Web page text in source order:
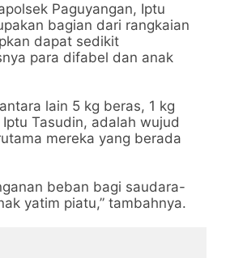
Paguyangan, Iptu
bagian dari rangkaian
dapat sedikit
para difabel dan anak
lain 5 kg beras, 1 kg
Tasudin, adalah wujud
mereka yang berada
beban bagi saudara-
yatim piatu,” tambahnya.